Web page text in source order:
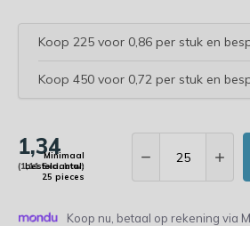
Koop 225 voor 0,86 per stuk en
Koop 450 voor 0,72 per stuk en
1,34
(1,11 Excl. btw)
Minimaal
bestelaantal:
25 pieces
Koop nu, betaal op rekening via